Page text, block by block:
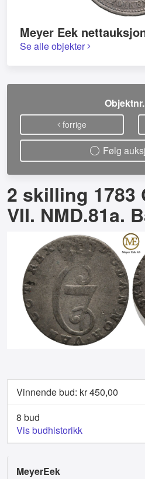
Meyer Eek
Se alle objekter
forrige
Følg
2 skilling 1783
VII. NMD.81a.
Vinnende bud: kr450,00
8 bud
Vis budhistorikk
MeyerEek